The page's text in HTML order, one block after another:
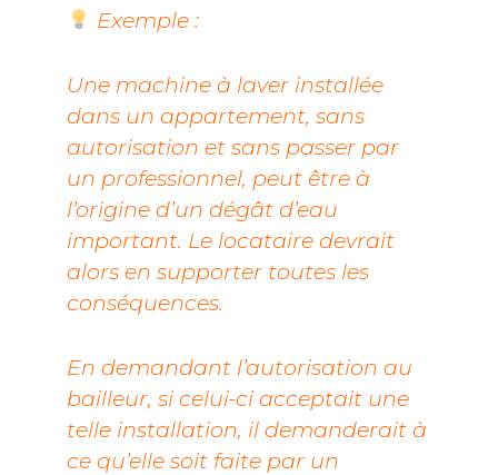
Exemple :
Une machine à laver installée
dans un appartement, sans
autorisation et sans passer par
un professionnel, peut être à
l’origine d’un dégât d’eau
important. Le locataire devrait
alors en supporter toutes les
conséquences.
En demandant l’autorisation au
bailleur, si celui-ci acceptait une
telle installation, il demanderait à
ce qu’elle soit faite par un